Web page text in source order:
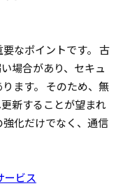
なポイントです。 古
場合があり、セキュ
ます。 そのため、無
新することが望まれ
強化だけでなく、通信
ービス